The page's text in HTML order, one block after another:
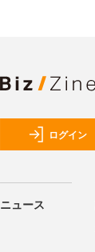
ログイン
ニュース